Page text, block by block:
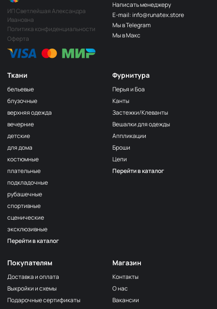
Ткани
бельевые
блузочные
верхняя одежда
вечерние
детские
для дома
костюмные
плательные
подкладочные
рубашечные
спортивные
сценические
эксклюзивные
Перейти в каталог
Фурнитура
Перья и Боа
Канты
Застежки/Клеванты
Вешалки для одежды
Аппликации
Броши
Цепи
Перейти в каталог
Покупателям
Доставка и оплата
Выкройки и схемы
Подарочные сертификаты
Магазин
Контакты
О нас
Вакансии
ИП Светлейшая Александра
Ивановна
Политика конфиденциальности
Оферта
Написать менеджеру
E-mail: info@runatex.store
Мы в Telegram
Мы в Макс